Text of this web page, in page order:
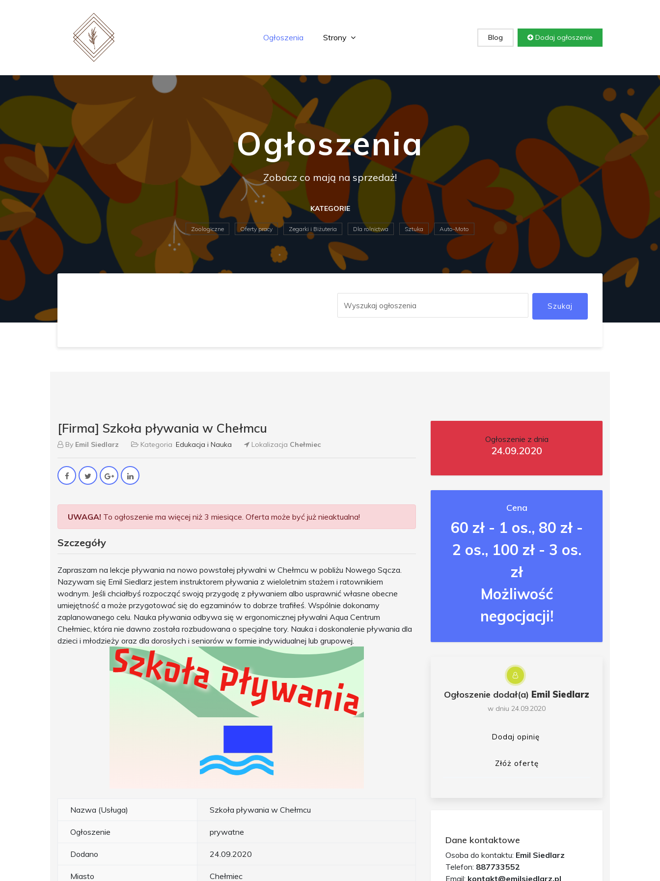
Ogłoszenia Strony Blog Dodaj ogłoszenie
Ogłoszenia
Zobacz co mają na sprzedaż!
KATEGORIE
Zoologiczne Oferty pracy Zegarki i Biżuteria Dla rolnictwa Sztuka Auto-Moto
Szukaj
[Firma] Szkoła pływania w Chełmcu
By Emil Siedlarz Kategoria Edukacja i Nauka Lokalizacja Chełmiec
UWAGA! To ogłoszenie ma więcej niż 3 miesiące. Oferta może być już nieaktualna!
Szczegóły
Zapraszam na lekcje pływania na nowo powstałej pływalni w Chełmcu w pobliżu Nowego Sącza.
Nazywam się Emil Siedlarz jestem instruktorem pływania z wieloletnim stażem i ratownikiem
wodnym. Jeśli chciałbyś rozpocząć swoją przygodę z pływaniem albo usprawnić własne obecne
umiejętność a może przygotować się do egzaminów to dobrze trafiłeś. Wspólnie dokonamy
zaplanowanego celu. Nauka pływania odbywa się w ergonomicznej pływalni Aqua Centrum
Chełmiec, która nie dawno została rozbudowana o specjalne tory. Nauka i doskonalenie pływania dla
dzieci i młodzieży oraz dla dorosłych i seniorów w formie indywidualnej lub grupowej.
Nazwa (Usługa) Szkoła pływania w Chełmcu
Ogłoszenie prywatne
Dodano 24.09.2020
Miasto Chełmiec
Ogłoszenie z dnia
24.09.2020
Cena
60 zł - 1 os., 80 zł -
2 os., 100 zł - 3 os.
zł
Możliwość
negocjacji!
Ogłoszenie dodał(a) Emil Siedlarz
w dniu 24.09.2020
Dodaj opinię
Złóż ofertę
Dane kontaktowe
Osoba do kontaktu: Emil Siedlarz
Telefon: 887733552
Email: kontakt@emilsiedlarz.pl